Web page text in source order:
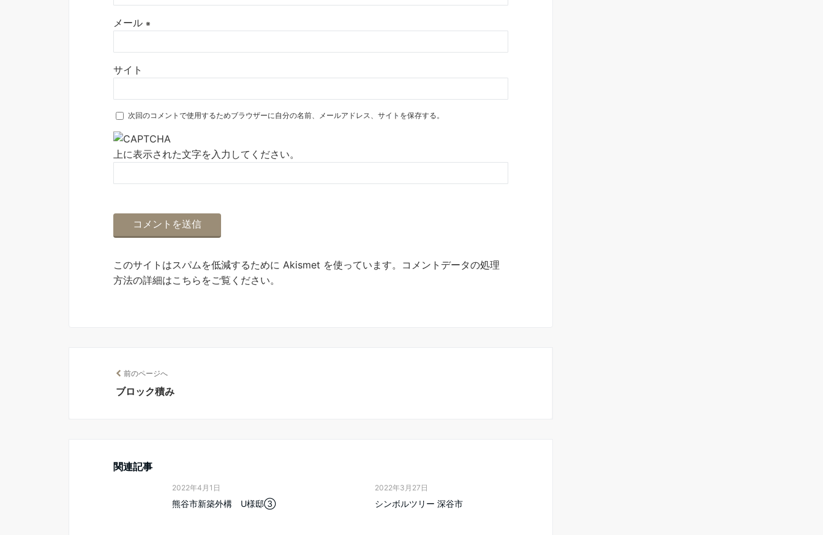
メール ※
サイト
次回のコメントで使用するためブラウザーに自分の名前、メールアドレス、サイトを保存する。
上に表示された文字を入力してください。
このサイトはスパムを低減するために Akismet を使っています。 コメントデータの処理
方法の詳細はこちらをご覧ください。
前のページへ
ブロック積み
関連記事
2022年4月1日
熊谷市新築外構 U様邸③
2022年3月27日
シンボルツリー 深谷市